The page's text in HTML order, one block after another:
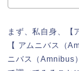
まず、私自身、【
【 アムニバス（
ニバス（Amnibus